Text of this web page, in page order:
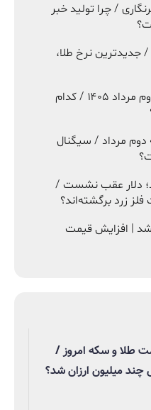
/ چرا تولید خبر
/ جدیدترین نرخ طلا،
بازدهی بازارها در هفته دوم مرداد ۱۴۰۵ / کدام
دوم مرداد / سیگنال
دلار عقب نشست /
زرد برگشته‌اند؟
شد | افزایش قیمت
طلا و سکه امروز /
چند میلیون ارزان شد؟